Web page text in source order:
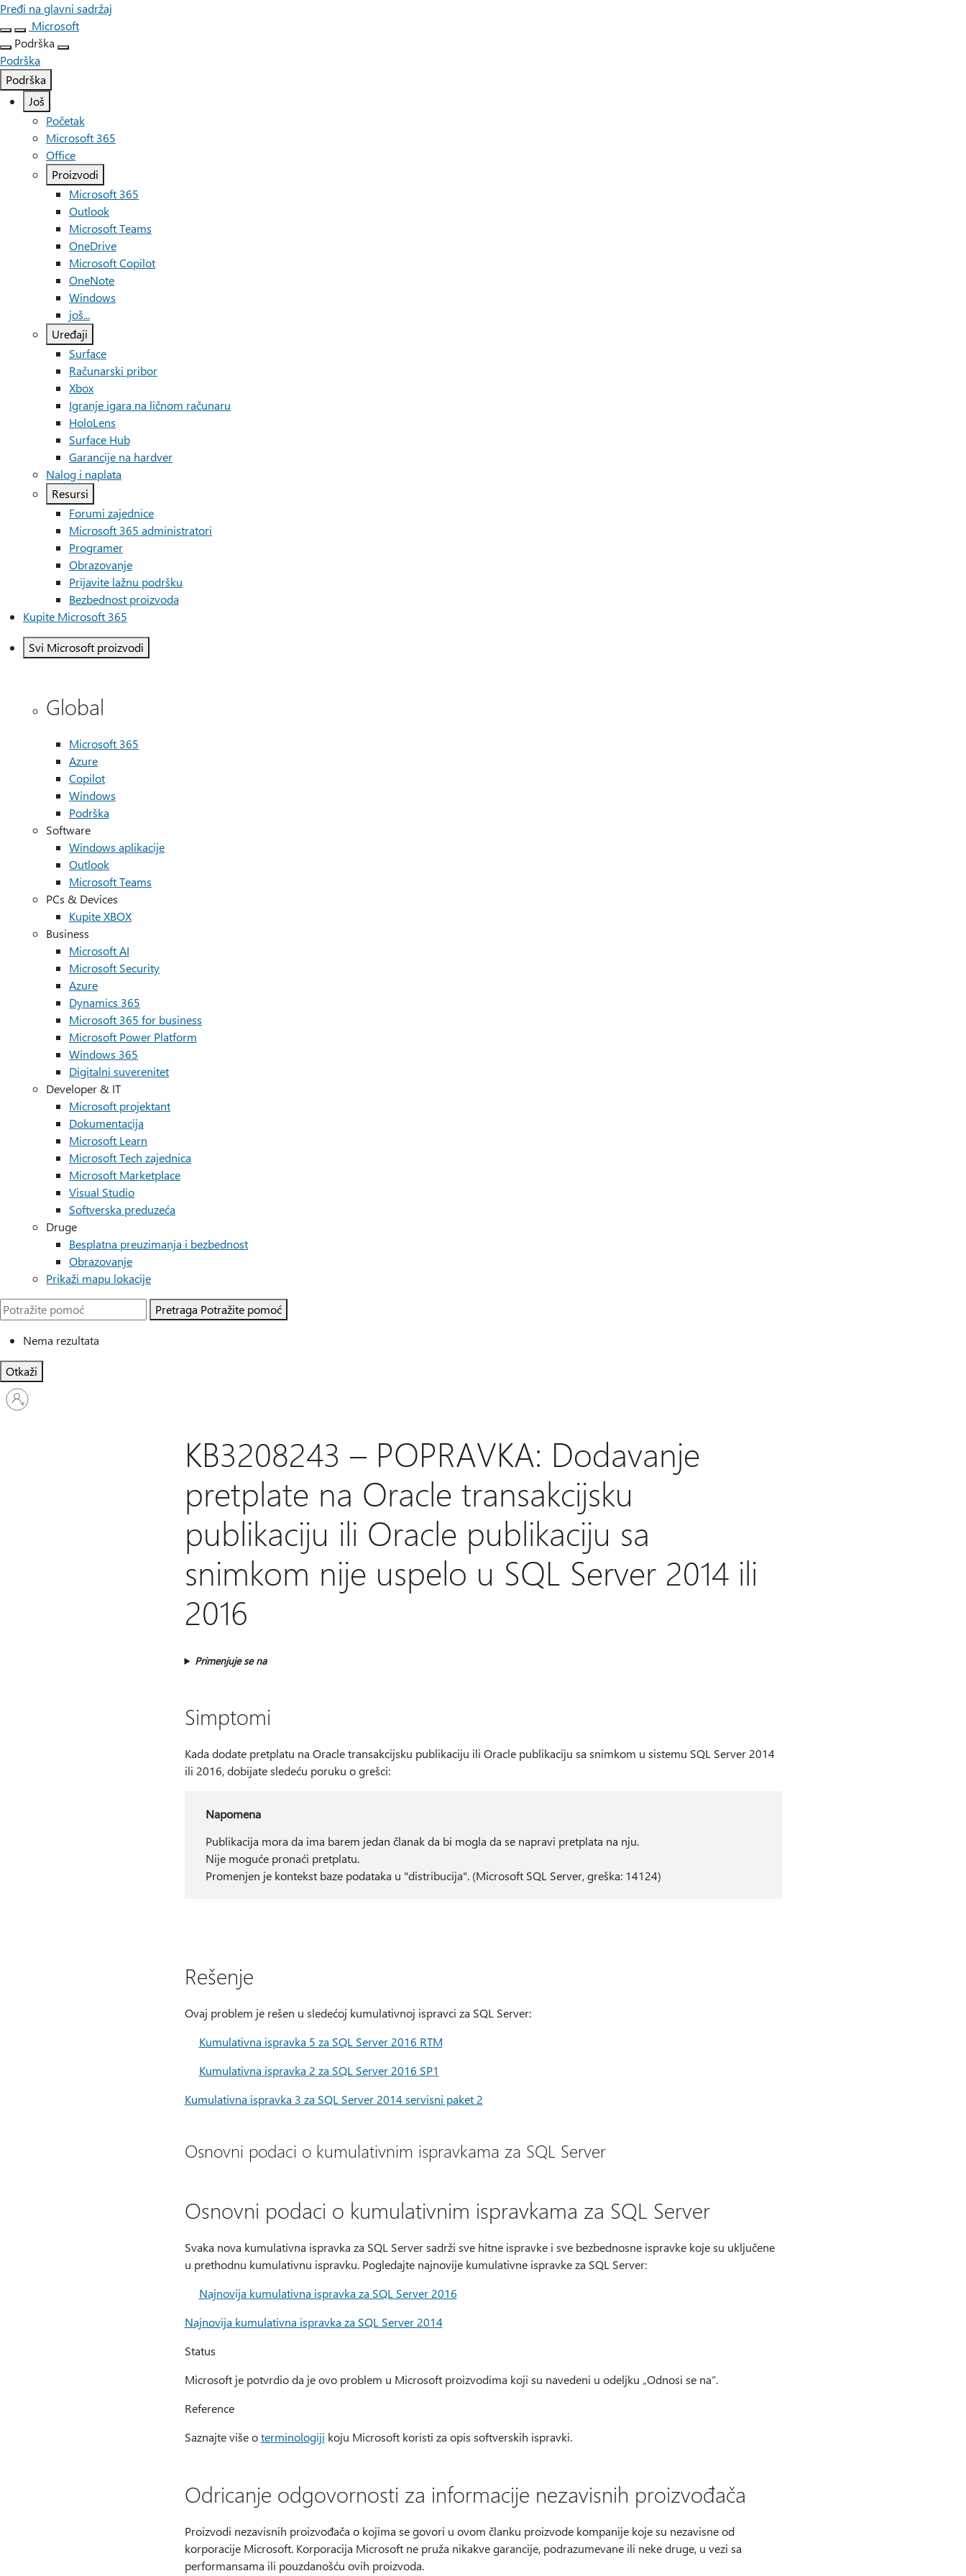
Pređi na glavni sadržaj
Microsoft
Podrška
Podrška
Podrška
Još
Početak
Microsoft 365
Office
Proizvodi
Microsoft 365
Outlook
Microsoft Teams
OneDrive
Microsoft Copilot
OneNote
Windows
još...
Uređaji
Surface
Računarski pribor
Xbox
Igranje igara na ličnom računaru
HoloLens
Surface Hub
Garancije na hardver
Nalog i naplata
Resursi
Forumi zajednice
Microsoft 365 administratori
Programer
Obrazovanje
Prijavite lažnu podršku
Bezbednost proizvoda
Kupite Microsoft 365
Svi Microsoft proizvodi
Global
Microsoft 365
Azure
Copilot
Windows
Podrška
Software
Windows aplikacije
Outlook
Microsoft Teams
PCs & Devices
Kupite XBOX
Business
Microsoft AI
Microsoft Security
Azure
Dynamics 365
Microsoft 365 for business
Microsoft Power Platform
Windows 365
Digitalni suverenitet
Developer & IT
Microsoft projektant
Dokumentacija
Microsoft Learn
Microsoft Tech zajednica
Microsoft Marketplace
Visual Studio
Softverska preduzeća
Druge
Besplatna preuzimanja i bezbednost
Obrazovanje
Prikaži mapu lokacije
Pretraga Potražite pomoć
Nema rezultata
Otkaži
Prijavite
se
KB3208243 – POPRAVKA: Dodavanje
pretplate na Oracle transakcijsku
publikaciju ili Oracle publikaciju sa
snimkom nije uspelo u SQL Server 2014 ili
2016
Primenjuje se na
Simptomi
Kada dodate pretplatu na Oracle transakcijsku publikaciju ili Oracle publikaciju sa snimkom u sistemu SQL Server 2014
ili 2016, dobijate sledeću poruku o grešci:
Napomena
Publikacija mora da ima barem jedan članak da bi mogla da se napravi pretplata na nju.
Nije moguće pronaći pretplatu.
Promenjen je kontekst baze podataka u "distribucija". (Microsoft SQL Server, greška: 14124)
Rešenje
Ovaj problem je rešen u sledećoj kumulativnoj ispravci za SQL Server:
Kumulativna ispravka 5 za SQL Server 2016 RTM
Kumulativna ispravka 2 za SQL Server 2016 SP1
Kumulativna ispravka 3 za SQL Server 2014 servisni paket 2
Osnovni podaci o kumulativnim ispravkama za SQL Server
Osnovni podaci o kumulativnim ispravkama za SQL Server
Svaka nova kumulativna ispravka za SQL Server sadrži sve hitne ispravke i sve bezbednosne ispravke koje su uključene
u prethodnu kumulativnu ispravku. Pogledajte najnovije kumulativne ispravke za SQL Server:
Najnovija kumulativna ispravka za SQL Server 2016
Najnovija kumulativna ispravka za SQL Server 2014
Status
Microsoft je potvrdio da je ovo problem u Microsoft proizvodima koji su navedeni u odeljku „Odnosi se na“.
Reference
Saznajte više oterminologiji koju Microsoft koristi za opis softverskih ispravki.
Odricanje odgovornosti za informacije nezavisnih proizvođača
Proizvodi nezavisnih proizvođača o kojima se govori u ovom članku proizvode kompanije koje su nezavisne od
korporacije Microsoft. Korporacija Microsoft ne pruža nikakve garancije, podrazumevane ili neke druge, u vezi sa
performansama ili pouzdanošću ovih proizvoda.